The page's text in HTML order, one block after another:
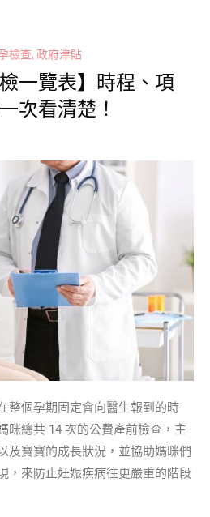
檢查, 政府津貼
一覽表】時程、項
次看清楚！
整個孕期固定會向醫生報到的時
咪總共 14 次的公費產前檢查，主
及寶寶的成長狀況，並協助媽咪們
，來防止妊娠疾病往更嚴重的階段